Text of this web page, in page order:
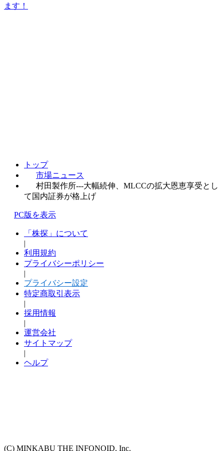
ます！
トップ
市場ニュース
村田製作所---大幅続伸、MLCCの拡大恩恵享受とし
て国内証券が格上げ
PC版を表示
「株探」について
|
利用規約
プライバシーポリシー
|
プライバシー設定
特定商取引表示
|
採用情報
|
運営会社
サイトマップ
|
ヘルプ
(C) MINKABU THE INFONOID, Inc.